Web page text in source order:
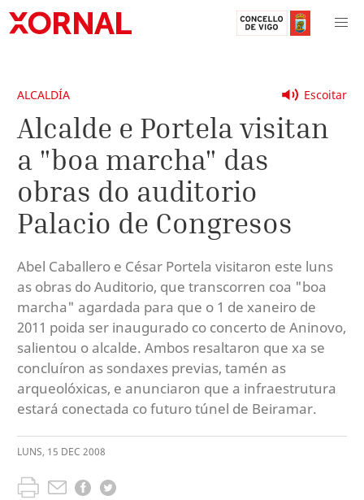
Escoitar
ALCALDÍA
Alcalde e Portela visitan
a "boa marcha" das
obras do auditorio
Palacio de Congresos
Abel Caballero e César Portela visitaron este luns
as obras do Auditorio, que transcorren coa "boa
marcha" agardada para que o 1 de xaneiro de
2011 poida ser inaugurado co concerto de Aninovo,
salientou o alcalde. Ambos resaltaron que xa se
concluíron as sondaxes previas, tamén as
arqueolóxicas, e anunciaron que a infraestrutura
estará conectada co futuro túnel de Beiramar.
LUNS, 15 DEC 2008